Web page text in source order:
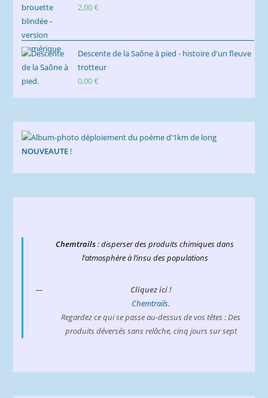
2,00€
Descente de la Saône à pied - histoire d'un fleuve
trotteur
0,00€
NOUVEAUTE !
Chemtrails: disperser des produits chimiques dans
l’atmosphère à l’insu des populations
Cliquez ici !
Chemtrails.
Regardez ce qui se passe au-dessus de vos têtes : Des
produits déversés sans relâche, cinq jours sur sept